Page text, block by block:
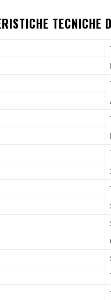
TECNICHE